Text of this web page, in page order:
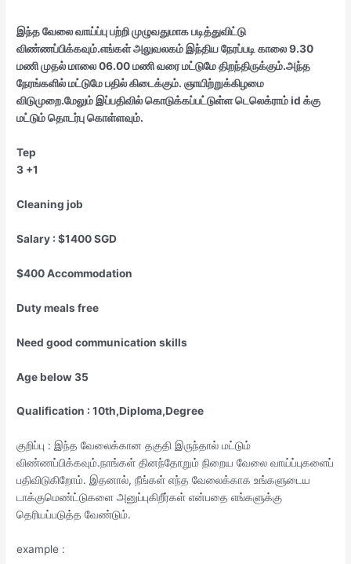
இந்த வேலை வாய்ப்பு பற்றி முழுவதுமாக படித்துவிட்டு
விண்ணப்பிக்கவும்.எங்கள் அலுவலகம் இந்திய நேரப்படி காலை 9.30
மணி முதல் மாலை 06.00 மணி வரை மட்டுமே திறந்திருக்கும்.அந்த
நேரங்களில் மட்டுமே பதில் கிடைக்கும். ஞாயிற்றுக்கிழமை
விடுமுறை.மேலும் இப்பதிவில் கொடுக்கப்பட்டுள்ள டெலெக்ராம் id க்கு
மட்டும் தொடர்பு கொள்ளவும்.
Tep
3 +1
Cleaning job
Salary : $1400 SGD
$400 Accommodation
Duty meals free
Need good communication skills
Age below 35
Qualification : 10th,Diploma,Degree
குறிப்பு : இந்த வேலைக்கான தகுதி இருந்தால் மட்டும்
விண்ணப்பிக்கவும்.நாங்கள் தினந்தோறும் நிறைய வேலை வாய்ப்புகளைப்
பதிவிடுகிறோம். இதனால், நீங்கள் எந்த வேலைக்காக உங்களுடைய
டாக்குமெண்ட்டுகளை அனுப்புகிறீர்கள் என்பதை எங்களுக்கு
தெரியப்படுத்த வேண்டும்.
example :